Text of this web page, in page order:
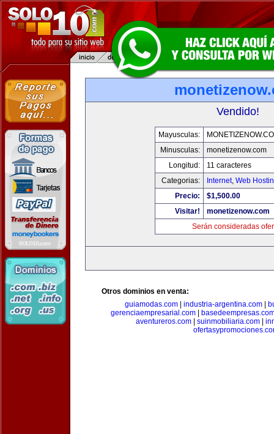
Vendido!
Mayusculas:
Minusculas:
monetizenow.com
Longitud:
11 caracteres
Categorias:
Internet, Web
Precio:
$1,500.00
Visitar!
monetizenow.com
Serán consideradas
Otros dominios en venta:
guiamodas.com| industria-argentina.com|
gerenciaempresarial.com|
aventureros.com| suinmobiliaria.com|